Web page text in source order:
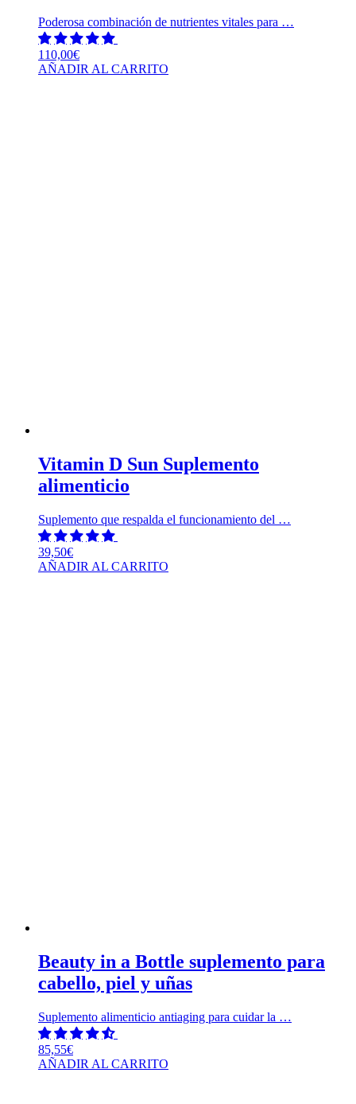
Poderosa combinación de nutrientes vitales para …
110,00€
AÑADIR AL CARRITO
Vitamin D Sun Suplemento
alimenticio
Suplemento que respalda el funcionamiento del …
39,50€
AÑADIR AL CARRITO
Beauty in a Bottle suplemento para
cabello, piel y uñas
Suplemento alimenticio antiaging para cuidar la …
85,55€
AÑADIR AL CARRITO